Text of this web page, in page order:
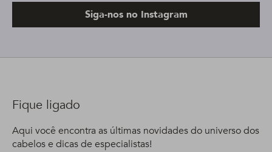
Siga-nos no Instagram
Fique ligado
Aqui você encontra as últimas novidades do universo dos
cabelos e dicas de especialistas!